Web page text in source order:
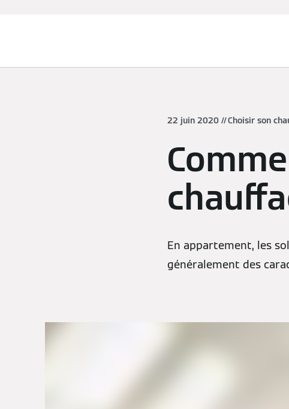
22 juin 2020 Choisir son
En appartement, les
généralement des